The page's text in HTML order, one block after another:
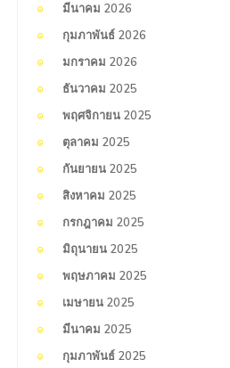
มีนาคม 2026
กุมภาพันธ์ 2026
มกราคม 2026
ธันวาคม 2025
พฤศจิกายน 2025
ตุลาคม 2025
กันยายน 2025
สิงหาคม 2025
กรกฎาคม 2025
มิถุนายน 2025
พฤษภาคม 2025
เมษายน 2025
มีนาคม 2025
กุมภาพันธ์ 2025